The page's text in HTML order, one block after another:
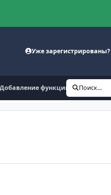
Уже
Добавление функции в JSПоиск...